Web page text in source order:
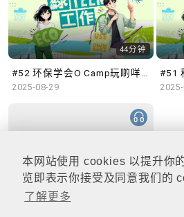
本网站使用 cookies 以提升你
览即表示你接受及同意我们的
了解更多
44分钟
#52 环保学会O Camp玩啲咩？ | 参与学生: Sammi、Cardi、Charles (香港科技大学 环境管理及科技学生联会)
2025-08-29
47分钟